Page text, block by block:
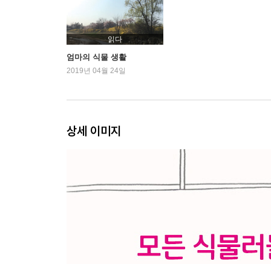
읽다
엄마의 식물 생활
2019년 04월 24일
상세 이미지